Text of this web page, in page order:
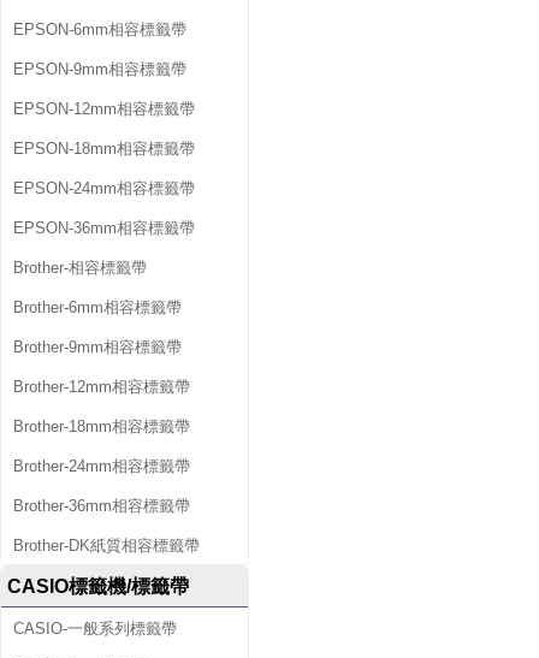
EPSON-6mm相容標籤帶
EPSON-9mm相容標籤帶
EPSON-12mm相容標籤帶
EPSON-18mm相容標籤帶
EPSON-24mm相容標籤帶
EPSON-36mm相容標籤帶
Brother-相容標籤帶
Brother-6mm相容標籤帶
Brother-9mm相容標籤帶
Brother-12mm相容標籤帶
Brother-18mm相容標籤帶
Brother-24mm相容標籤帶
Brother-36mm相容標籤帶
Brother-DK紙質相容標籤帶
CASIO標籤機/標籤帶
CASIO-一般系列標籤帶